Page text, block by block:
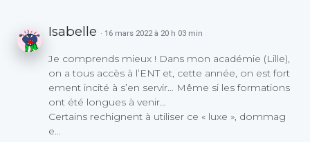
Isabelle · 16 mars 2022 à 20 h 03 min
Je comprends mieux ! Dans mon académie (Lille),
on a tous accès à l’ENT et, cette année, on est fort
ement incité à s’en servir… Même si les formations
ont été longues à venir…
Certains rechignent à utiliser ce « luxe », dommag
e…